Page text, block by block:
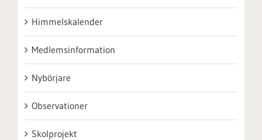
Himmelskalender
Medlemsinformation
Nybörjare
Observationer
Skolprojekt